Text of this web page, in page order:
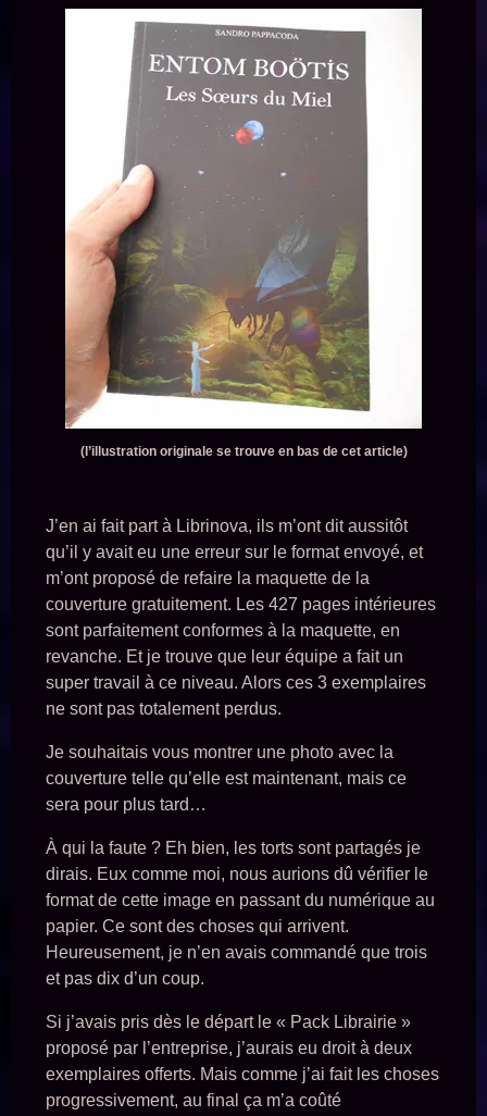
(l’illustration originale se trouve en bas de cet article)
J’en ai fait part à Librinova, ils m’ont dit aussitôt
qu’il y avait eu une erreur sur le format envoyé, et
m’ont proposé de refaire la maquette de la
couverture gratuitement. Les 427 pages intérieures
sont parfaitement conformes à la maquette, en
revanche. Et je trouve que leur équipe a fait un
super travail à ce niveau. Alors ces 3 exemplaires
ne sont pas totalement perdus.
Je souhaitais vous montrer une photo avec la
couverture telle qu’elle est maintenant, mais ce
sera pour plus tard…
À qui la faute ? Eh bien, les torts sont partagés je
dirais. Eux comme moi, nous aurions dû vérifier le
format de cette image en passant du numérique au
papier. Ce sont des choses qui arrivent.
Heureusement, je n’en avais commandé que trois
et pas dix d’un coup.
Si j’avais pris dès le départ le « Pack Librairie »
proposé par l’entreprise, j’aurais eu droit à deux
exemplaires offerts. Mais comme j’ai fait les choses
progressivement, au final ça m’a coûté